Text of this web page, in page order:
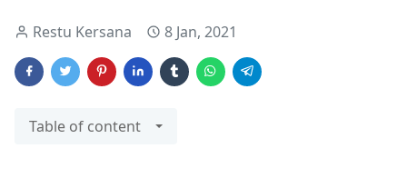
Restu Kersana 8 Jan, 2021
Table of content